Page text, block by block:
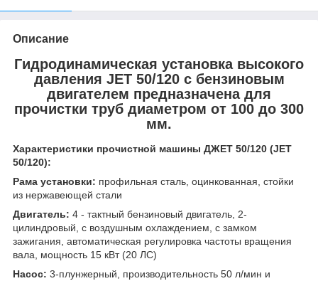
Описание
Гидродинамическая установка высокого
давления JET 50/120 с бензиновым
двигателем предназначена для
прочистки труб диаметром от 100 до 300
мм.
Характеристики прочистной машины ДЖЕТ 50/120 (JET
50/120):
Рама установки: профильная сталь, оцинкованная, стойки
из нержавеющей стали
Двигатель: 4 - тактный бензиновый двигатель, 2-
цилиндровый, с воздушным охлаждением, с замком
зажигания, автоматическая регулировка частоты вращения
вала, мощность 15 кВт (20 ЛС)
Насос: 3-плунжерный, производительность 50 л/мин и